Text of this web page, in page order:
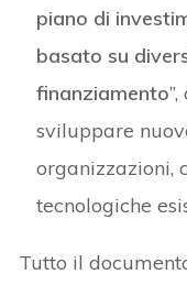
piano di
basato su
finanziamento
sviluppare
organizzazioni,
tecnologiche
Tutto il